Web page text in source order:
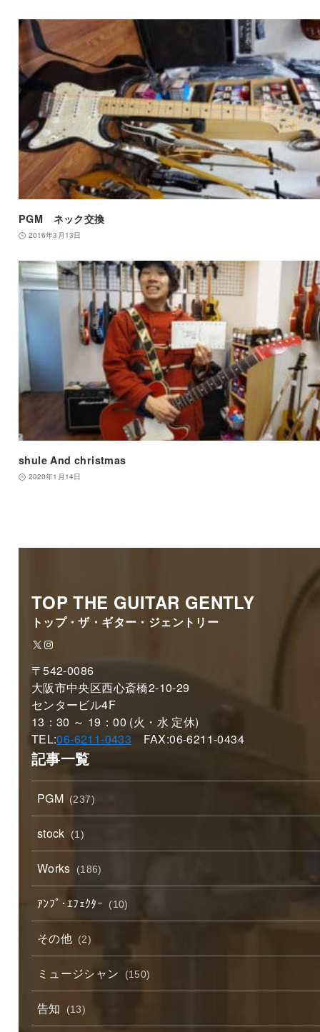
PGM ネック交換
2016年3月13日
shule And christmas
2020年1月14日
TOP THE GUITAR GENTLY
トップ・ザ・ギター・ジェントリー
X Instagram
〒542-0086
大阪市中央区西心斎橋2-10-29
センタービル4F
13：30 ～ 19：00 (火・水 定休)
TEL:06-6211-0433 FAX:06-6211-0434
記事一覧
PGM (237)
stock (1)
Works (186)
ｱﾝﾌﾟ･ｴﾌｪｸﾀｰ (10)
その他 (2)
ミュージシャン (150)
告知 (13)